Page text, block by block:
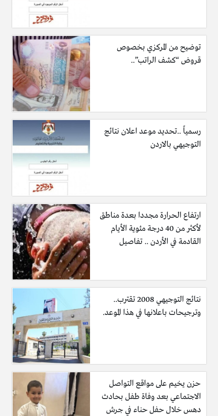
توضيح من المركزي بخصوص
قروض “كشف الراتب”..
رسمياً ..تحديد موعد اعلان نتائج
التوجيهي بالاردن
ارتفاع الحرارة مجددا بعدة مناطق
لأكثر من 40 درجة مئوية الأيام
القادمة في الأردن .. تفاصيل
نتائج التوجيهي 2008 تقترب..
وترجيحات باعلانها في هذا الموعد.
حزن يخيم على مواقع التواصل
الاجتماعي بعد وفاة طفل بحادث
دهس خلال حفل حناء في جرش